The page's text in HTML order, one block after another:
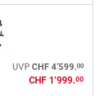
UVP CHF 4’599.00
CHF 1’999.00